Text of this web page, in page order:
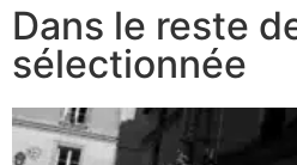
Dans le reste
sélectionnée